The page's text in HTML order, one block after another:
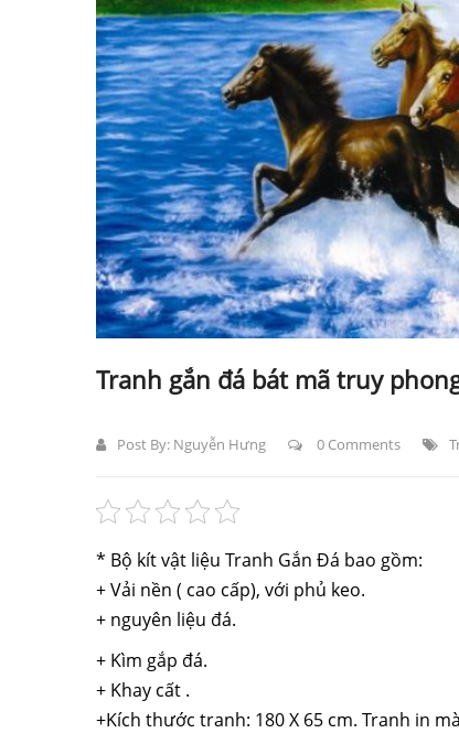
Tranh gắn đá bát mã truy phong
Post By: Nguyễn Hưng 0 Comments
* Bộ kítvật liệu Tranh Gắn Đá bao gồm:
+ Vải nền ( cao cấp), với phủ keo.
+ nguyên liệu đá.
+ Kìm gắp đá.
+ Khay cất .
+Kích thước tranh: 180 X 65 cm. Tranh in